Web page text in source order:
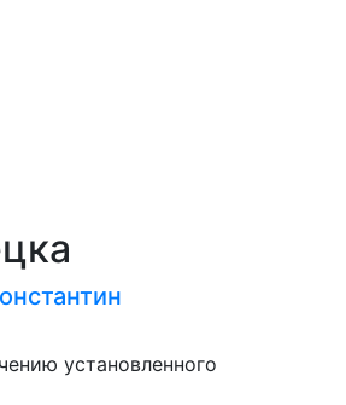
установленного